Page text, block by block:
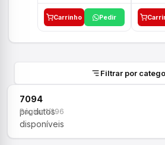
Carrinho Pedir
Filtrar por
7094
produtos
disponíveis
Página 1/296